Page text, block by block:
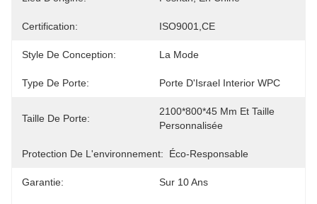
Certification: ISO9001,CE
Style De Conception: La Mode
Type De Porte: Porte D'Israel Interior WPC
Taille De Porte:
2100*800*45 Mm Et Taille
Personnalisée
Protection De L'environnement: Éco-Responsable
Garantie: Sur 10 Ans